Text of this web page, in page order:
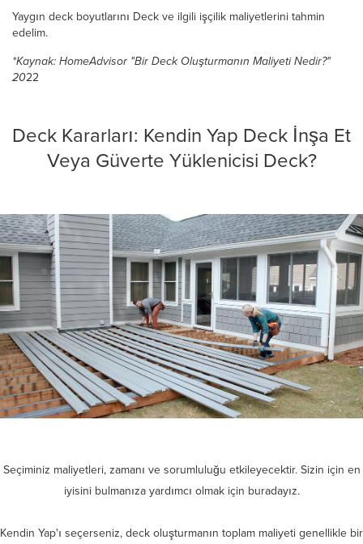
Yaygın deck boyutlarını Deck ve ilgili işçilik maliyetlerini tahmin
edelim.
*Kaynak: HomeAdvisor "Bir Deck Oluşturmanın Maliyeti Nedir?"
2022
Deck Kararları: Kendin Yap Deck İnşa Et
Veya Güverte Yüklenicisi Deck?
Seçiminiz maliyetleri, zamanı ve sorumluluğu etkileyecektir. Sizin için en
iyisini bulmanıza yardımcı olmak için buradayız.
Kendin Yap'ı seçerseniz, deck oluşturmanın toplam maliyeti genellikle bir